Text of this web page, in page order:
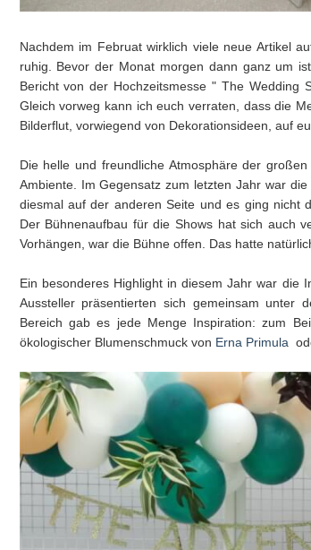
Nachdem im Februat wirklich viele neue Artikel
ruhig. Bevor der Monat morgen dann ganz um
Bericht von der Hochzeitsmesse " The Wedding
Gleich vorweg kann ich euch verraten, dass die
Bilderflut, vorwiegend von Dekorationsideen, auf
Die helle und freundliche Atmosphäre der
Ambiente. Im Gegensatz zum letzten Jahr war
diesmal auf der anderen Seite und es ging nicht
Der Bühnenaufbau für die Shows hat sich auch
Vorhängen, war die Bühne offen. Das hatte
Ein besonderes Highlight in diesem Jahr war die
Aussteller präsentierten sich gemeinsam unter
Bereich gab es jede Menge Inspiration: zum
ökologischer Blumenschmuck von Erna Primula